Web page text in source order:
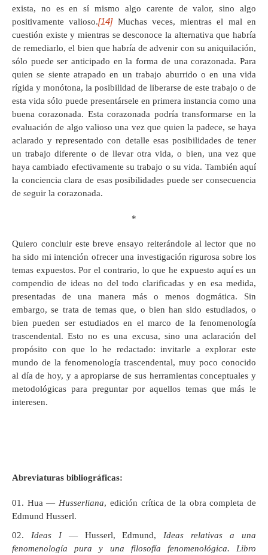
exista, no es en sí mismo algo carente de valor, sino algo
positivamente valioso.[14]Muchas veces, mientras el mal en
cuestión existe y mientras se desconoce la alternativa que habría
de remediarlo, el bien que habría de advenir con su aniquilación,
sólo puede ser anticipado en la forma de una corazonada. Para
quien se siente atrapado en un trabajo aburrido o en una vida
rígida y monótona, la posibilidad de liberarse de este trabajo o de
esta vida sólo puede presentársele en primera instancia como una
buena corazonada. Esta corazonada podría transformarse en la
evaluación de algo valioso una vez que quien la padece, se haya
aclarado y representado con detalle esas posibilidades de tener
un trabajo diferente o de llevar otra vida, o bien, una vez que
haya cambiado efectivamente su trabajo o su vida. También aquí
la conciencia clara de esas posibilidades puede ser consecuencia
de seguir la corazonada.
*
Quiero concluir este breve ensayo reiterándole al lector que no
ha sido mi intención ofrecer una investigación rigurosa sobre los
temas expuestos. Por el contrario, lo que he expuesto aquí es un
compendio de ideas no del todo clarificadas y en esa medida,
presentadas de una manera más o menos dogmática. Sin
embargo, se trata de temas que, o bien han sido estudiados, o
bien pueden ser estudiados en el marco de la fenomenología
trascendental. Esto no es una excusa, sino una aclaración del
propósito con que lo he redactado: invitarle a explorar este
mundo de la fenomenología trascendental, muy poco conocido
al día de hoy, y a apropiarse de sus herramientas conceptuales y
metodológicas para preguntar por aquellos temas que más le
interesen.
Abreviaturas bibliográficas:
Hua — Husserliana, edición crítica de la obra completa de
Edmund Husserl.
Ideas I— Husserl, Edmund, Ideas relativas a una
fenomenología pura y una filosofía fenomenológica. Libro